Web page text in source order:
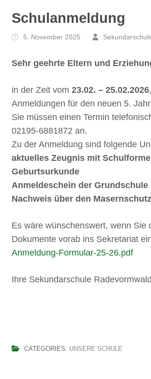
Schulanmeldung
5. November 2025
Sehr geehrte Eltern und
in der Zeit vom 23.02. – 25.02.2026
Anmeldungen für den neuen 5.
Sie müssen einen Termin
02195-6881872 an.
Zu der Anmeldung sind folgende
aktuelles Zeugnis mit
Geburtsurkunde
Anmeldeschein der Grundschule
Nachweis über den Masernschutz
Es wäre wünschenswert, wenn Sie
Dokumente vorab ins Sekretariat
Anmeldung-Formular-25-26.pdf
Ihre Sekundarschule Radevormwald
CATEGORIES: UNSERE SCHULE